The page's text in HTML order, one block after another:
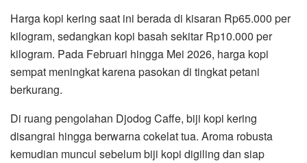
Harga kopi kering saat ini berada di kisaran Rp65.000 per
kilogram, sedangkan kopi basah sekitar Rp10.000 per
kilogram. Pada Februari hingga Mei 2026, harga kopi
sempat meningkat karena pasokan di tingkat petani
berkurang.
Di ruang pengolahan Djodog Caffe, biji kopi kering
disangrai hingga berwarna cokelat tua. Aroma robusta
kemudian muncul sebelum biji kopi digiling dan siap